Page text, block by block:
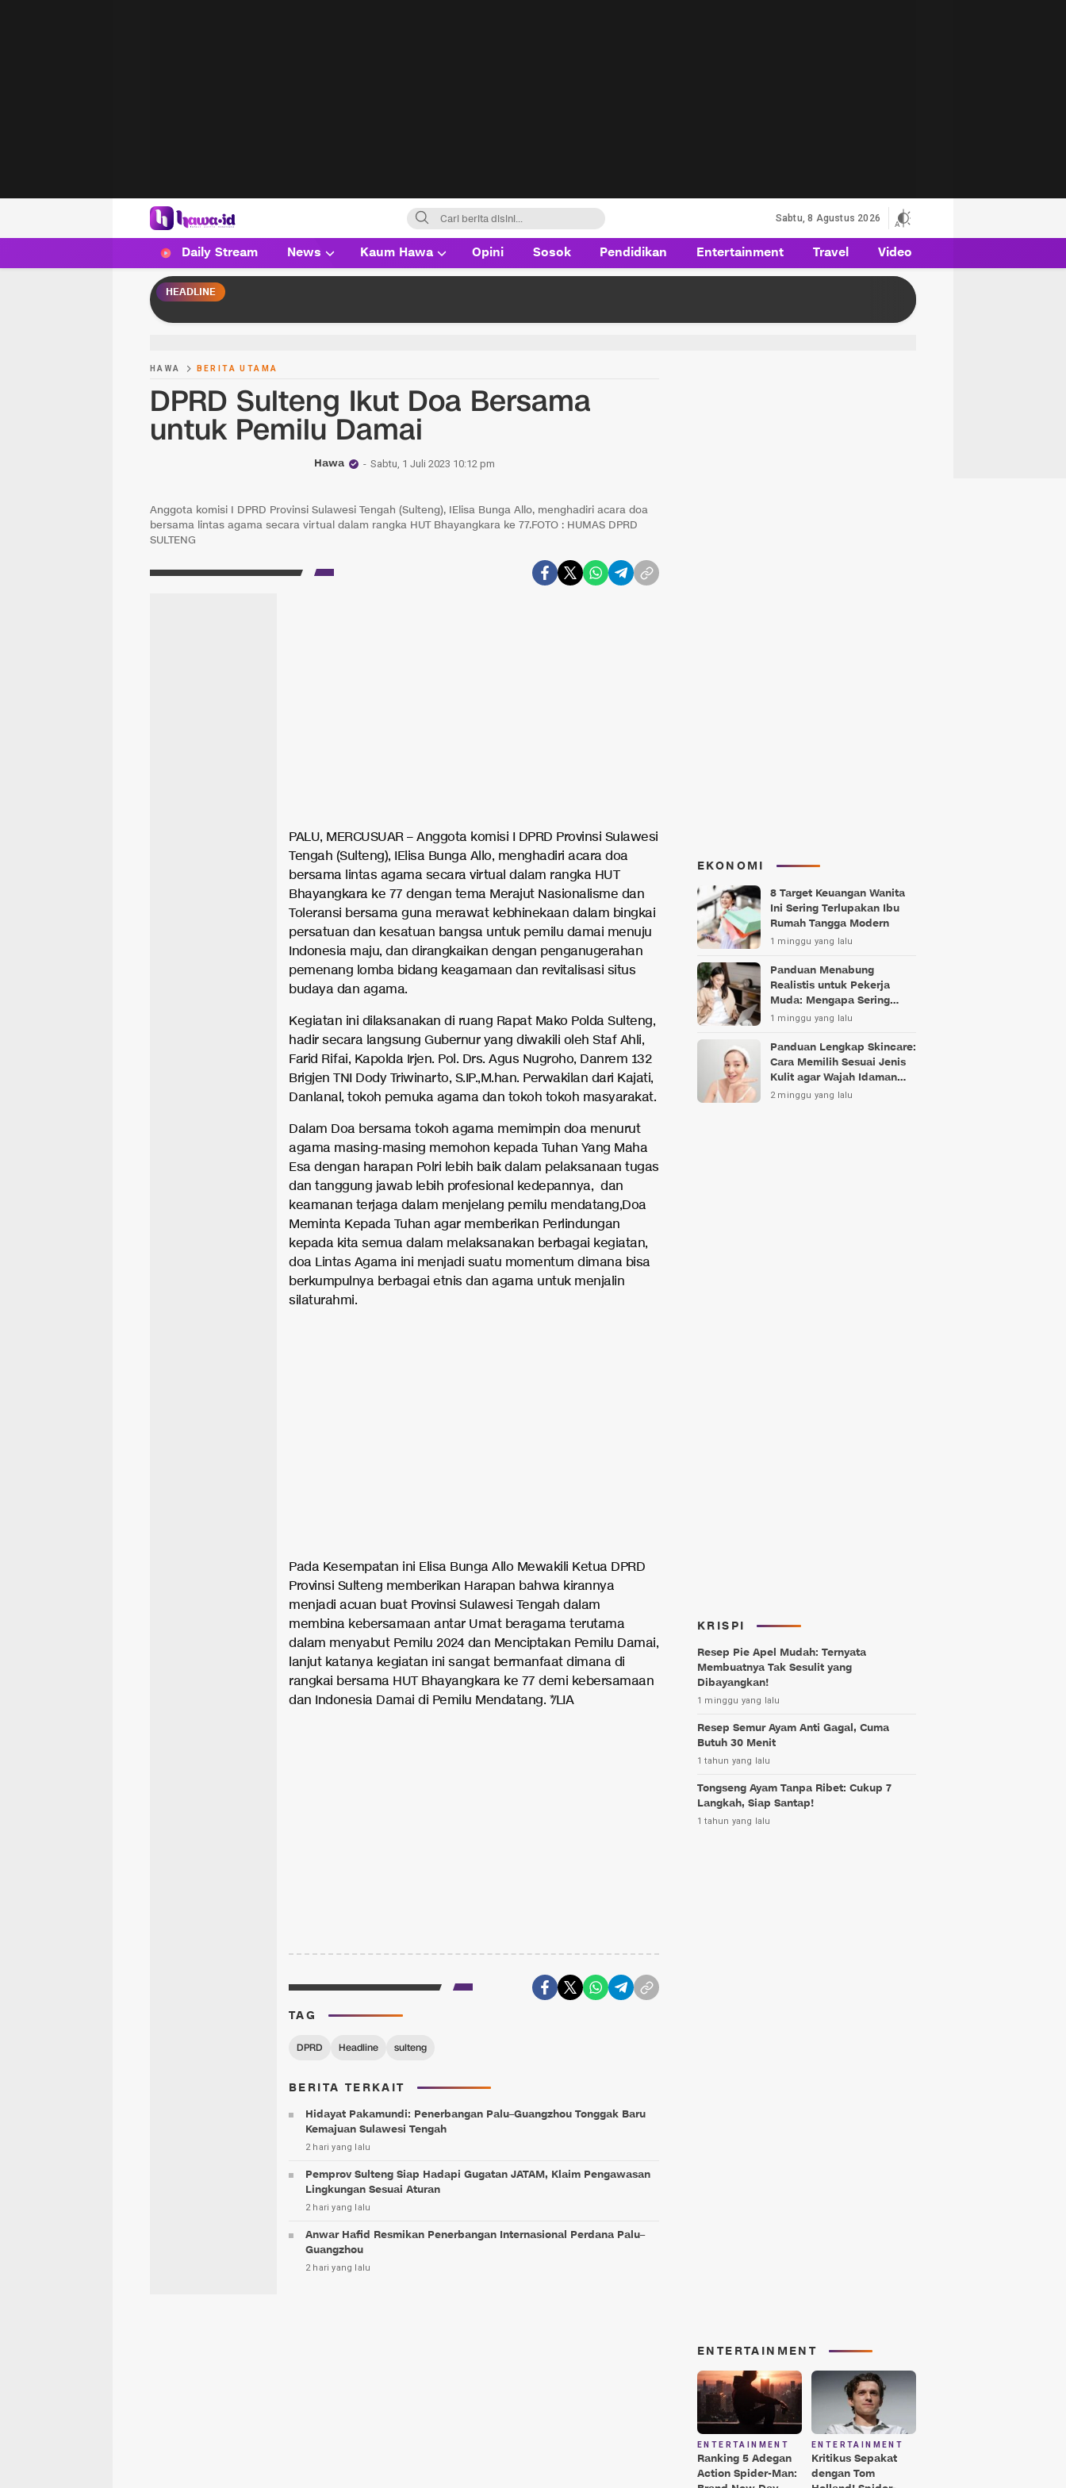
HAWA
Haluan Wanita Indonesia
Sabtu, 8 Agustus 2026
Daily Stream News Kaum Hawa Opini Sosok Pendidikan Entertainment Travel Video
HEADLINE
HAWA BERITA UTAMA
DPRD Sulteng Ikut Doa Bersama
untuk Pemilu Damai
Hawa Sabtu, 1 Juli 2023 10:12 pm
Anggota komisi I DPRD Provinsi Sulawesi Tengah (Sulteng), IElisa Bunga Allo, menghadiri acara doa
bersama lintas agama secara virtual dalam rangka HUT Bhayangkara ke 77.FOTO : HUMAS DPRD
SULTENG
PALU, MERCUSUAR – Anggota komisi I DPRD Provinsi Sulawesi
Tengah (Sulteng), IElisa Bunga Allo, menghadiri acara doa
bersama lintas agama secara virtual dalam rangka HUT
Bhayangkara ke 77 dengan tema Merajut Nasionalisme dan
Toleransi bersama guna merawat kebhinekaan dalam bingkai
persatuan dan kesatuan bangsa untuk pemilu damai menuju
Indonesia maju, dan dirangkaikan dengan penganugerahan
pemenang lomba bidang keagamaan dan revitalisasi situs
budaya dan agama.
Kegiatan ini dilaksanakan di ruang Rapat Mako Polda Sulteng,
hadir secara langsung Gubernur yang diwakili oleh Staf Ahli,
Farid Rifai, Kapolda Irjen. Pol. Drs. Agus Nugroho, Danrem 132
Brigjen TNI Dody Triwinarto, S.IP.,M.han. Perwakilan dari Kajati,
Danlanal, tokoh pemuka agama dan tokoh tokoh masyarakat.
Dalam Doa bersama tokoh agama memimpin doa menurut
agama masing-masing memohon kepada Tuhan Yang Maha
Esa dengan harapan Polri lebih baik dalam pelaksanaan tugas
dan tanggung jawab lebih profesional kedepannya, dan
keamanan terjaga dalam menjelang pemilu mendatang,Doa
Meminta Kepada Tuhan agar memberikan Perlindungan
kepada kita semua dalam melaksanakan berbagai kegiatan,
doa Lintas Agama ini menjadi suatu momentum dimana bisa
berkumpulnya berbagai etnis dan agama untuk menjalin
silaturahmi.
Pada Kesempatan ini Elisa Bunga Allo Mewakili Ketua DPRD
Provinsi Sulteng memberikan Harapan bahwa kirannya
menjadi acuan buat Provinsi Sulawesi Tengah dalam
membina kebersamaan antar Umat beragama terutama
dalam menyabut Pemilu 2024 dan Menciptakan Pemilu Damai,
lanjut katanya kegiatan ini sangat bermanfaat dimana di
rangkai bersama HUT Bhayangkara ke 77 demi kebersamaan
dan Indonesia Damai di Pemilu Mendatang. */LIA
TAG
DPRD Headline sulteng
BERITA TERKAIT
Hidayat Pakamundi: Penerbangan Palu–Guangzhou Tonggak Baru
Kemajuan Sulawesi Tengah
2 hari yang lalu
Pemprov Sulteng Siap Hadapi Gugatan JATAM, Klaim Pengawasan
Lingkungan Sesuai Aturan
2 hari yang lalu
Anwar Hafid Resmikan Penerbangan Internasional Perdana Palu–
Guangzhou
2 hari yang lalu
EKONOMI
8 Target Keuangan Wanita
Ini Sering Terlupakan Ibu
Rumah Tangga Modern
1 minggu yang lalu
Panduan Menabung
Realistis untuk Pekerja
Muda: Mengapa Sering
Gagal?
1 minggu yang lalu
Panduan Lengkap Skincare:
Cara Memilih Sesuai Jenis
Kulit agar Wajah Idaman
Bukan Sekadar Mimpi
2 minggu yang lalu
KRISPI
Resep Pie Apel Mudah: Ternyata
Membuatnya Tak Sesulit yang
Dibayangkan!
1 minggu yang lalu
Resep Semur Ayam Anti Gagal, Cuma
Butuh 30 Menit
1 tahun yang lalu
Tongseng Ayam Tanpa Ribet: Cukup 7
Langkah, Siap Santap!
1 tahun yang lalu
ENTERTAINMENT
ENTERTAINMENT
Ranking 5 Adegan
Action Spider-Man:
ENTERTAINMENT
Kritikus Sepakat
dengan Tom